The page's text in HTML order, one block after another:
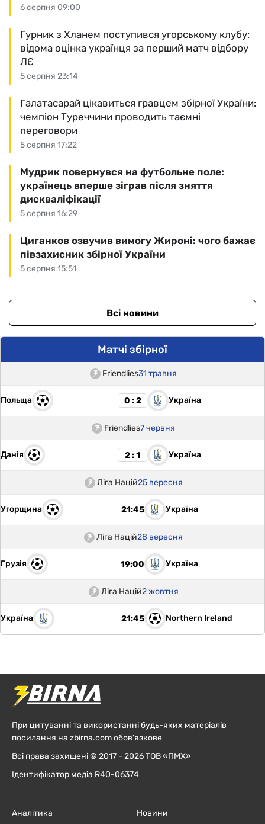
6 серпня 09:00
5 серпня 23:14
Гурник з Хланем поступився угорському клубу:
відома оцінка українця за перший матч відбору
ЛЄ
5 серпня 17:22
Галатасарай цікавиться гравцем збірної України:
чемпіон Туреччини проводить таємні
переговори
5 серпня 16:29
Мудрик повернувся на футбольне поле:
українець вперше зіграв після зняття
дискваліфікації
5 серпня 15:51
Циганков озвучив вимогу Жироні: чого бажає
півзахисник збірної України
Всі новини
Матчі збірної
Friendlies31 травня
Польща 0 : 2 Україна
Friendlies7 червня
Данія 2 : 1 Україна
Ліга Націй25 вересня
Угорщина 21:45 Україна
Ліга Націй28 вересня
Грузія 19:00 Україна
Ліга Націй2 жовтня
Україна 21:45 Northern Ireland
При цитуванні та використанні будь-яких матеріалів
посилання на zbirna.com обов'язкове
Всі права захищені © 2017 - 2026 ТОВ «ПМХ»
Ідентифікатор медіа R40-06374
Аналітика
Новини